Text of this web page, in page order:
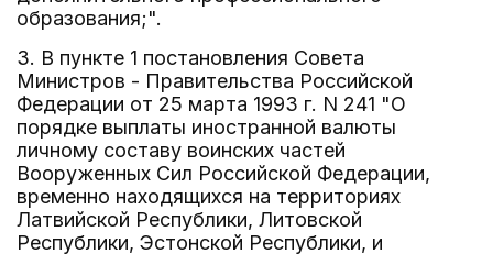
образования;".
3. В пункте 1 постановления Совета
Министров - Правительства Российской
Федерации от 25 марта 1993 г. N 241 "О
порядке выплаты иностранной валюты
личному составу воинских частей
Вооруженных Сил Российской Федерации,
временно находящихся на территориях
Латвийской Республики, Литовской
Республики, Эстонской Республики, и